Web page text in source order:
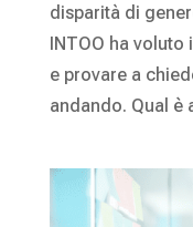
disparità di
INTOO ha
e provare a
andando. Qual è